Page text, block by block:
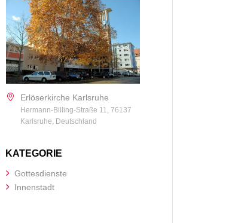
Erlöserkirche Karlsruhe
Hermann-Billing-Straße 11, 76137
Karlsruhe, Deutschland
KATEGORIE
Gottesdienste
Innenstadt